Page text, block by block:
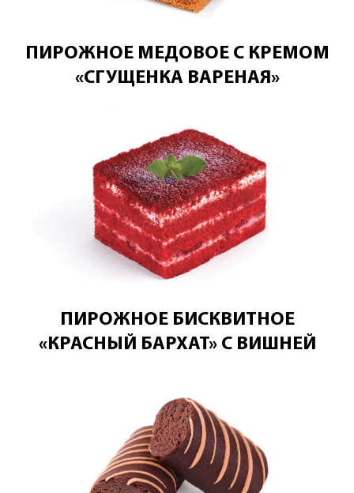
ПИРОЖНОЕ МЕДОВОЕ С КРЕМОМ
«СГУЩЕНКА ВАРЕНАЯ»
ПИРОЖНОЕ БИСКВИТНОЕ
«КРАСНЫЙ БАРХАТ» С ВИШНЕЙ